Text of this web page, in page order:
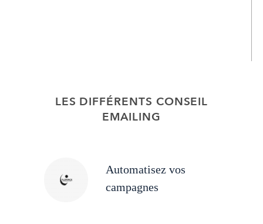
LES DIFFÉRENTS CONSEIL
EMAILING
Automatisez vos
campagnes